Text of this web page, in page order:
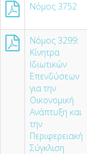
Νόμος 3752
Νόμος 3299:
Κίνητρα
Ιδιωτικών
Επενδύσεων
για την
Οικονομική
Ανάπτυξη και
την
Περιφερειακή
Σύγκλιση